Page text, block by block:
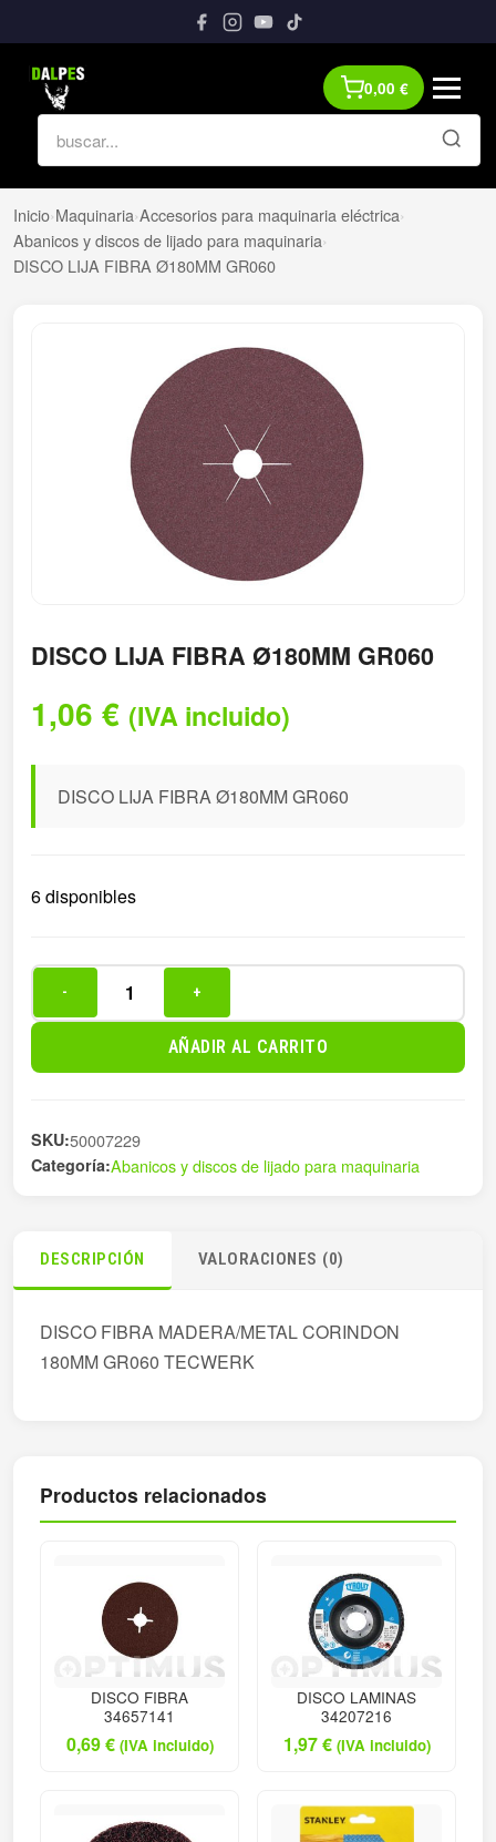
0,00 €
Inicio›Maquinaria›Accesorios para maquinaria eléctrica›
Abanicos y discos de lijado para maquinaria›
DISCO LIJA FIBRA Ø180MM GR060
DISCO LIJA FIBRA Ø180MM GR060
1,06 € (IVA incluido)
DISCO LIJA FIBRA Ø180MM GR060
6 disponibles
LIJA
cantidad
- +
AÑADIR AL CARRITO
SKU:50007229
Categoría:Abanicos y discos de lijado para maquinaria
DESCRIPCIÓN VALORACIONES (0)
DISCO FIBRA MADERA/METAL CORINDON
180MM GR060 TECWERK
Productos relacionados
DISCO FIBRA
34657141
0,69€ (IVA incluido)
DISCO LAMINAS
34207216
1,97€ (IVA incluido)